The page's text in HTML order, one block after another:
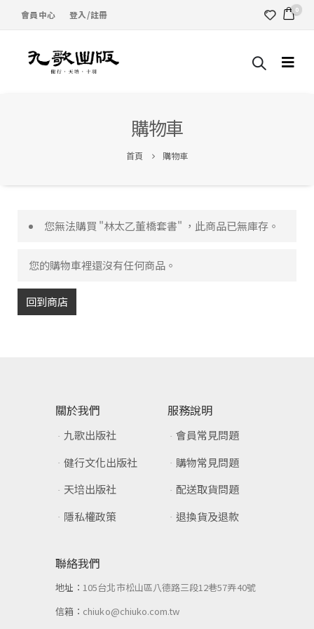
會員中心 登入/註冊 0
購物車
首頁 購物車
您無法購買 "林太乙董橋套書" ，此商品已無庫存。
您的購物車裡還沒有任何商品。
回到商店
關於我們
九歌出版社
健行文化出版社
天培出版社
隱私權政策
服務說明
會員常見問題
購物常見問題
配送取貨問題
退換貨及退款
聯絡我們
地址：105台北市松山區八德路三段12巷57弄40號
信箱： chiuko@chiuko.com.tw